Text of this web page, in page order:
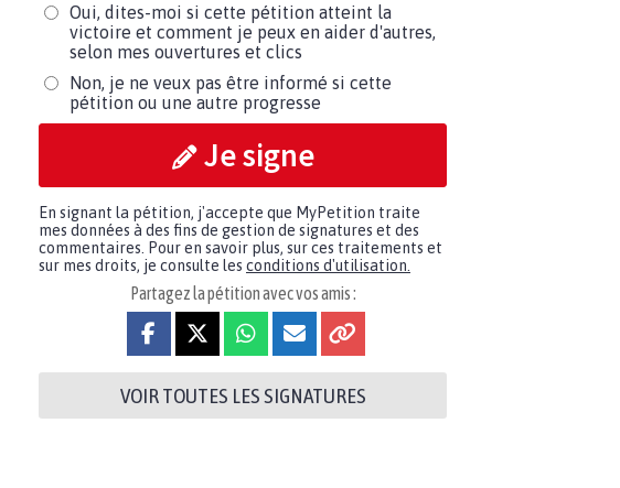
Oui, dites-moi si cette pétition atteint la
victoire et comment je peux en aider d'autres,
selon mes ouvertures et clics
Non, je ne veux pas être informé si cette
pétition ou une autre progresse
Je signe
En signant la pétition, j'accepte que MyPetition traite
mes données à des fins de gestion de signatures et des
commentaires. Pour en savoir plus, sur ces traitements et
sur mes droits, je consulte les conditions d'utilisation.
Partagez la pétition avec vos amis :
VOIR TOUTES LES SIGNATURES